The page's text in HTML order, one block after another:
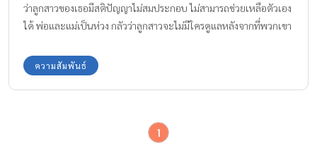
ว่าลูกสาวของเธอมีสติปัญญาไม่สมประกอบ ไม่สามารถช่วยเหลือตัวเอง
ได้ พ่อและแม่เป็นห่วง กลัวว่าลูกสาวจะไม่มีใครดูแลหลังจากที่พวกเขา
แม่จำไม่มีวันลืม
ความสัมพันธ์
1